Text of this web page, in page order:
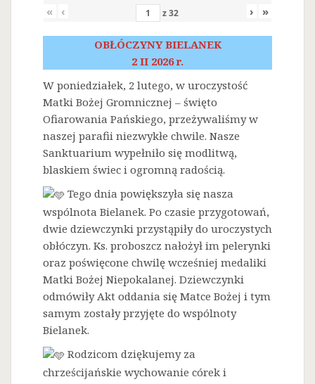
« ‹ z32 › »
OBŁÓCZYNY BIELANEK
2 II 2026 r.
W poniedziałek, 2 lutego, w uroczystość
Matki Bożej Gromnicznej – święto
Ofiarowania Pańskiego, przeżywaliśmy w
naszej parafii niezwykłe chwile. Nasze
Sanktuarium wypełniło się modlitwą,
blaskiem świec i ogromną radością.
Tego dnia powiększyła się nasza
wspólnota Bielanek. Po czasie przygotowań,
dwie dziewczynki przystąpiły do uroczystych
obłóczyn. Ks. proboszcz nałożył im pelerynki
oraz poświęcone chwilę wcześniej medaliki
Matki Bożej Niepokalanej. Dziewczynki
odmówiły Akt oddania się Matce Bożej i tym
samym zostały przyjęte do wspólnoty
Bielanek.
Rodzicom dziękujemy za
chrześcijańskie wychowanie córek i